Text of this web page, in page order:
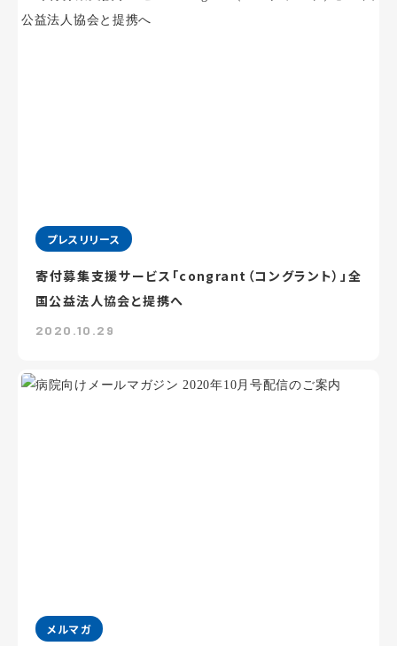
プレスリリース
寄付募集支援サービス「congrant（コングラント）」全
国公益法人協会と提携へ
2020.10.29
メルマガ